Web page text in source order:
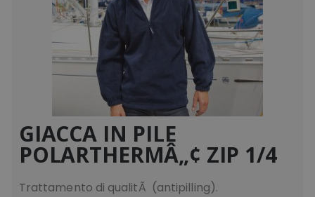
GIACCA IN PILE
POLARTHERMÂ„¢ ZIP 1/4
Trattamento di qualitÃ (antipilling).